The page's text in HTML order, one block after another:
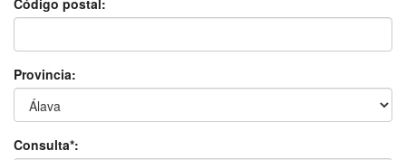
Provincia:
Consulta*: